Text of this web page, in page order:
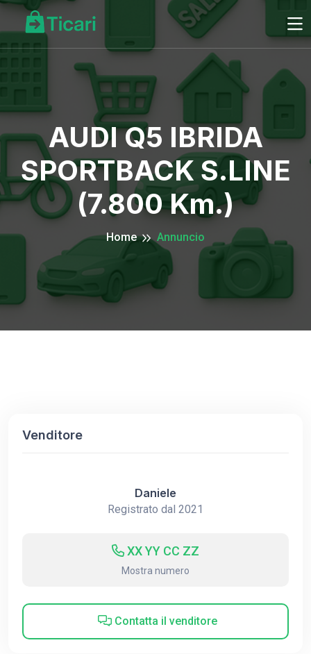
AUDI Q5 IBRIDA
SPORTBACK S.LINE
(7.800 Km.)
Home Annuncio
Venditore
Daniele
Registrato dal 2021
XX YY CC ZZ
Mostra numero
Contatta il venditore